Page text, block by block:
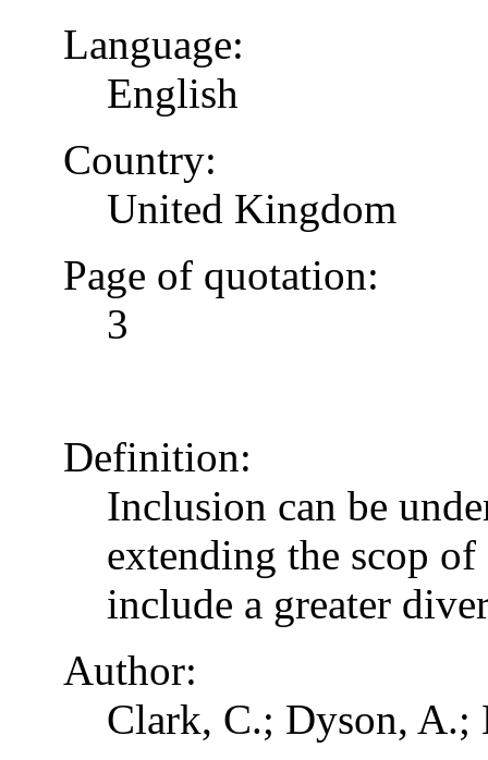
Language:
English
Country:
United Kingdom
Page of quotation:
3
Definition:
Inclusion can be
extending the scop
include a greater
Author:
Clark, C.; Dyson,